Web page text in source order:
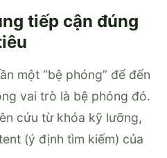
tiếp cận đúng
một “bệ phóng” để đến
vai trò là bệ phóng đó.
cứu từ khóa kỹ lưỡng,
(ý định tìm kiếm) của